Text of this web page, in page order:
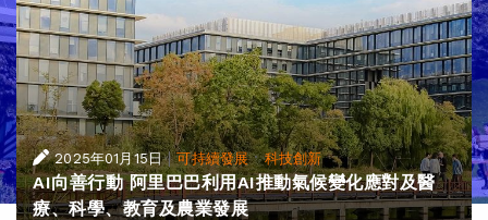
2025年01月15日 |可持續發展·科技創新
AI向善行動 阿里巴巴利用AI推動氣候變化應對及醫
療、科學、教育及農業發展